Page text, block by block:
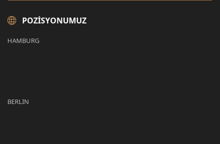
POZISYONUMUZ
HAMBURG
BERLIN